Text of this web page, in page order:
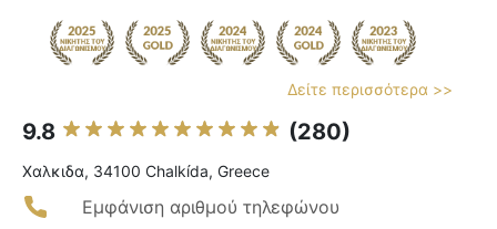
Δείτε περισσότερα >>
9.8 (280)
Χαλκιδα, 34100 Chalkída, Greece
Εμφάνιση αριθμού τηλεφώνου